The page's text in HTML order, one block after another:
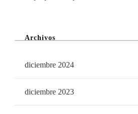
Archivos
diciembre 2024
diciembre 2023